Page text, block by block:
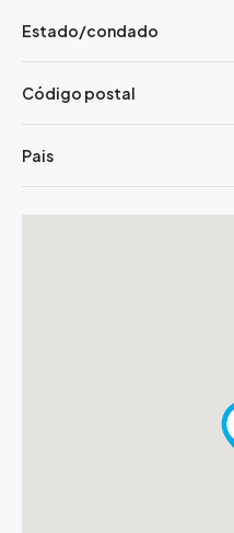
Estado/condado
Código postal
Pais